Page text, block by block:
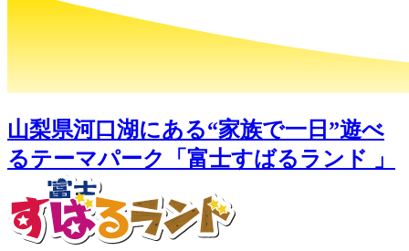
山梨県河口湖にある“家族で一日”遊べ
るテーマパーク「富士すばるランド 」